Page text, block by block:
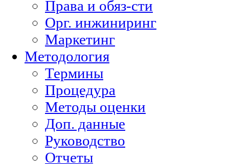
Права и обяз-сти
Орг. инжиниринг
Маркетинг
Методология
Термины
Процедура
Методы оценки
Доп. данные
Руководство
Отчеты